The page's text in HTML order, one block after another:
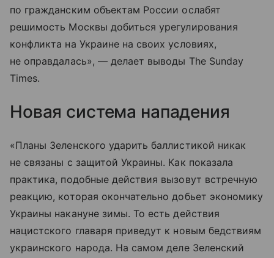
по гражданским объектам России ослабят
решимость Москвы добиться урегулирования
конфликта на Украине на своих условиях,
не оправдалась», — делает выводы The Sunday
Times.
Новая система нападения
«Планы Зеленского ударить баллистикой никак
не связаны с защитой Украины. Как показала
практика, подобные действия вызовут встречную
реакцию, которая окончательно добьет экономику
Украины накануне зимы. То есть действия
нацистского главаря приведут к новым бедствиям
украинского народа. На самом деле Зеленский